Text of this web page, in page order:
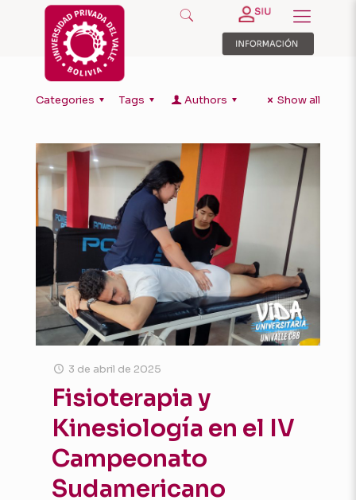
Categories Tags Authors Show all
3 de abril de 2025
Fisioterapia y
Kinesiología en el IV
Campeonato
Sudamericano